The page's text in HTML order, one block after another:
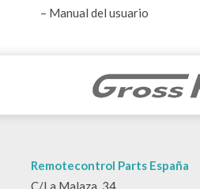
– Manual del usuario
Remotecontrol Parts España
C/La Malaza, 34